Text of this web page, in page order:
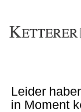
Leider
in Moment